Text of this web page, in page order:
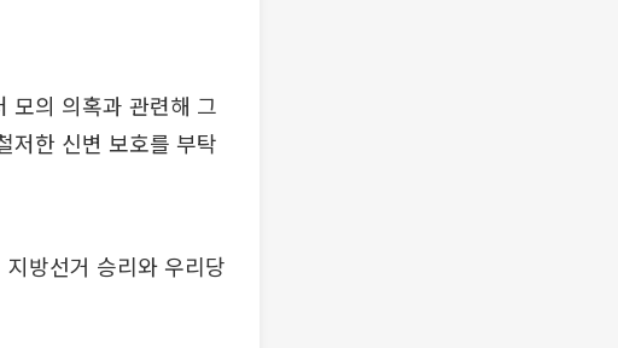
모의 의혹과 관련해 그
저한 신변 보호를 부탁
방선거 승리와 우리당